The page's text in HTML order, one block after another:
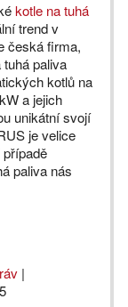
kotle na tuhá
trend v
česká firma,
paliva
kotlů na
a jejich
unikátní svojí
je velice
paliva nás
|